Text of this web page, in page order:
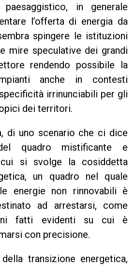
in generale
l’offerta di energia da
spingere le istituzioni
mire speculative dei grandi
rendendo possibile la
anche in contesti
irrinunciabili per gli
dei territori.
di uno scenario che ci dice
quadro mistificante e
si svolge la cosiddetta
un quadro nel quale
energie non rinnovabili è
ad arrestarsi, come
fatti evidenti su cui è
con precisione.
transizione energetica,